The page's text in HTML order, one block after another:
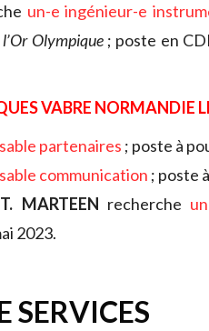
un-e ingénieur-e
Olympique ; poste en
VABRE NORMANDIE
partenaires ; poste à
communication ; poste
MARTEEN recherche
2023.
SERVICES